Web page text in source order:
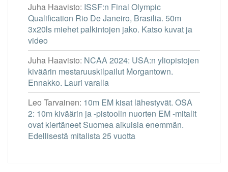
Juha Haavisto: ISSF:n Final Olympic
Qualification Rio De Janeiro, Brasilia. 50m
3x20ls miehet palkintojen jako. Katso kuvat ja
video
Juha Haavisto: NCAA 2024: USA:n yliopistojen
kiväärin mestaruuskilpailut Morgantown.
Ennakko. Lauri varalla
Leo Tarvainen: 10m EM kisat lähestyvät. OSA
2: 10m kiväärin ja -pistoolin nuorten EM -mitalit
ovat kiertäneet Suomea aikuisia enemmän.
Edellisestä mitalista 25 vuotta